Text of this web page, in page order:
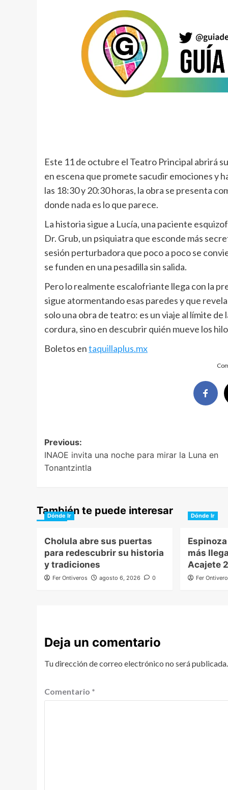
Este 11 de octubre el Teatro Principal abrirá
en escena que promete sacudir emociones y
las 18:30 y 20:30 horas, la obra se presenta
donde nada es lo que parece.
La historia sigue a Lucía, una paciente
Dr. Grub, un psiquiatra que esconde más
sesión perturbadora que poco a poco se
se funden en una pesadilla sin salida.
Pero lo realmente escalofriante llega con la
sigue atormentando esas paredes y que
solo una obra de teatro: es un viaje al límite
cordura, sino en descubrir quién mueve los
Boletos entaquillaplus.mx
Post
navigation
Previous:
INAOE invita una noche para mirar la Luna en
Tonantzintla
También te puede interesar
Dónde Ir
Cholula abre sus puertas
para redescubrir su historia
y tradiciones
Fer Ontiveros agosto 6, 2026 0
Dónde Ir
más
Acajete
Fer
Deja un comentario
Tu dirección de correo electrónico no será publicada.
Comentario *